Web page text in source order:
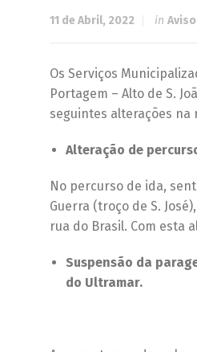
11 de Abril, 2022 in
Os Serviços
Portagem – Alto de S.
seguintes alterações
Alteração de
No percurso de ida,
Guerra (troço de S.
rua do Brasil. Com esta
Suspensão da
do Ultramar.